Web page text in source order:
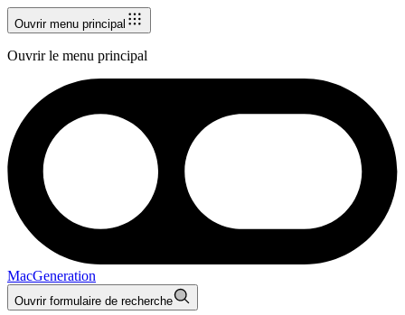
Ouvrir menu principal
Ouvrir le menu principal
MacGeneration
Ouvrir formulaire de recherche